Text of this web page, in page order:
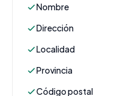
Nombre
Dirección
Localidad
Provincia
Código postal